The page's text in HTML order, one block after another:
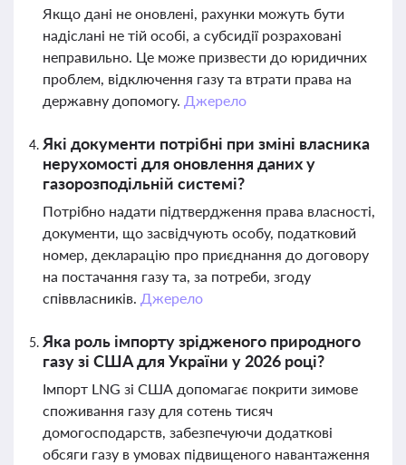
Якщо дані не оновлені, рахунки можуть бути
надіслані не тій особі, а субсидії розраховані
неправильно. Це може призвести до юридичних
проблем, відключення газу та втрати права на
державну допомогу. Джерело
Які документи потрібні при зміні власника
нерухомості для оновлення даних у
газорозподільній системі?
Потрібно надати підтвердження права власності,
документи, що засвідчують особу, податковий
номер, декларацію про приєднання до договору
на постачання газу та, за потреби, згоду
співвласників. Джерело
Яка роль імпорту зрідженого природного
газу зі США для України у 2026 році?
Імпорт LNG зі США допомагає покрити зимове
споживання газу для сотень тисяч
домогосподарств, забезпечуючи додаткові
обсяги газу в умовах підвищеного навантаження